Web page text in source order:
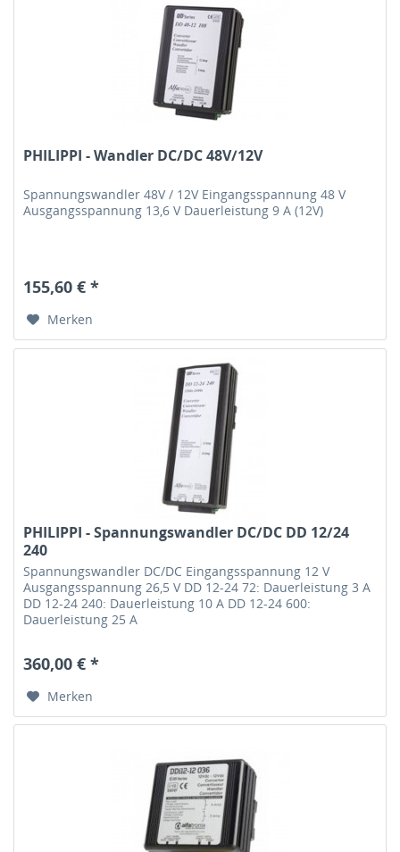
PHILIPPI - Wandler DC/DC 48V/12V
Spannungswandler 48V / 12V Eingangsspannung 48 V
Ausgangsspannung 13,6 V Dauerleistung 9 A (12V)
155,60 € *
Merken
PHILIPPI - Spannungswandler DC/DC DD 12/24
240
Spannungswandler DC/DC Eingangsspannung 12 V
Ausgangsspannung 26,5 V DD 12-24 72: Dauerleistung 3 A
DD 12-24 240: Dauerleistung 10 A DD 12-24 600:
Dauerleistung 25 A
360,00 € *
Merken